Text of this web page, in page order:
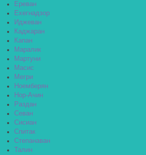
Ереван
Ехегнадзор
Иджеван
Каджаран
Капан
Маралик
Мартуни
Масис
Мегри
Ноемберян
Нор-Ачин
Раздан
Севан
Сисиан
Спитак
Степанаван
Талин